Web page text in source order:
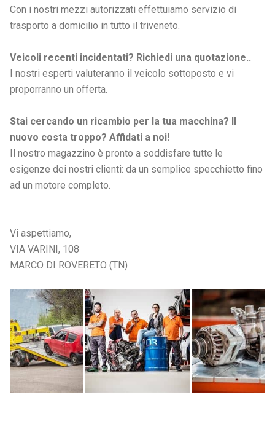
Con i nostri mezzi autorizzati effettuiamo servizio di
trasporto a domicilio in tutto il triveneto.
Veicoli recenti incidentati? Richiedi una quotazione..
I nostri esperti valuteranno il veicolo sottoposto e vi
proporranno un offerta.
Stai cercando un ricambio per la tua macchina? Il
nuovo costa troppo? Affidati a noi!
Il nostro magazzino è pronto a soddisfare tutte le
esigenze dei nostri clienti: da un semplice specchietto fino
ad un motore completo.
Vi aspettiamo,
VIA VARINI, 108
MARCO DI ROVERETO (TN)